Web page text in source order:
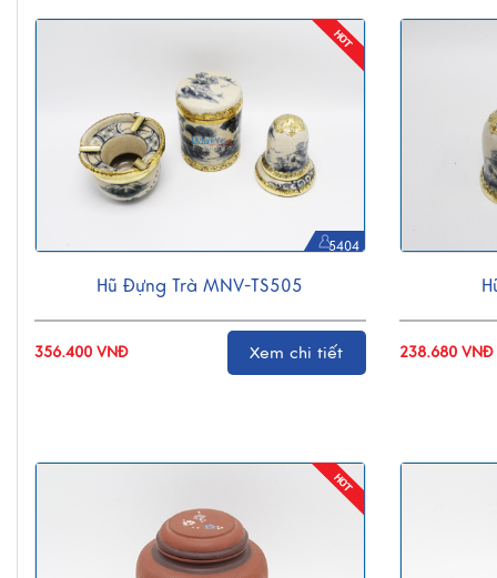
5404
Hũ Đựng Trà MNV-TS505
356.400 VNĐ Xem chi tiết 238.680 VNĐ